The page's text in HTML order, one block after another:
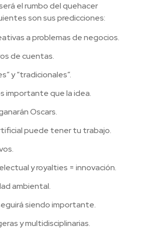
el rumbo del quehacer
son sus predicciones:
a problemas de negocios.
de cuentas.
y “tradicionales”.
importante que la idea.
Oscars.
puede tener tu trabajo.
y royalties = innovación.
ambiental.
siendo importante.
y multidisciplinarias.